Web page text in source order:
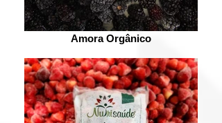
Amora Orgânico